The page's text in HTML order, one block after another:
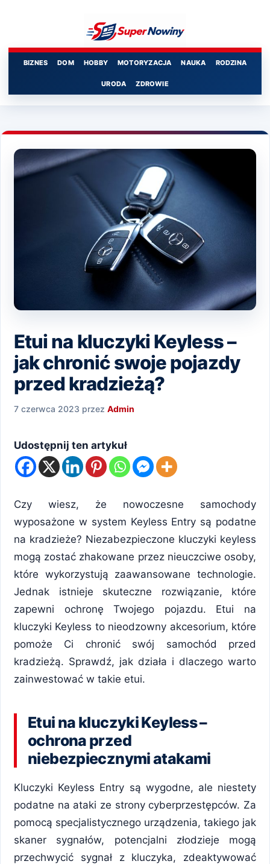
BIZNES DOM HOBBY MOTORYZACJA NAUKA RODZINA
URODA ZDROWIE
Etui na kluczyki Keyless –
jak chronić swoje pojazdy
przed kradzieżą?
7 czerwca 2023 przez Admin
Udostępnij ten artykuł
Czy wiesz, że nowoczesne samochody
wyposażone w system Keyless Entry są podatne
na kradzieże? Niezabezpieczone kluczyki keyless
mogą zostać zhakowane przez nieuczciwe osoby,
które wykorzystują zaawansowane technologie.
Jednak istnieje skuteczne rozwiązanie, które
zapewni ochronę Twojego pojazdu. Etui na
kluczyki Keyless to nieodzowny akcesorium, które
pomoże Ci chronić swój samochód przed
kradzieżą. Sprawdź, jak działa i dlaczego warto
zainwestować w takie etui.
Etui na kluczyki Keyless –
ochrona przed
niebezpiecznymi atakami
Kluczyki Keyless Entry są wygodne, ale niestety
podatne na ataki ze strony cyberprzestępców. Za
pomocą specjalistycznego urządzenia, takiego jak
skaner sygnałów, potencjalni złodzieje mogą
przechwycić sygnał z kluczyka, zdeaktywować